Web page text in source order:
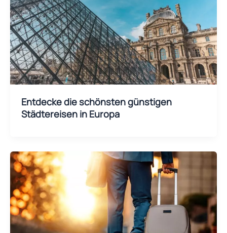
Entdecke die schönsten günstigen
Städtereisen in Europa